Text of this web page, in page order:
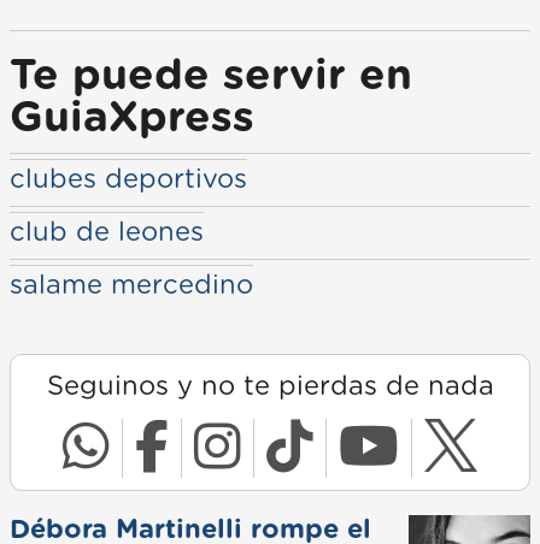
Te puede servir en
GuiaXpress
clubes deportivos
club de leones
salame mercedino
Seguinos y no te pierdas de nada
Débora Martinelli rompe el